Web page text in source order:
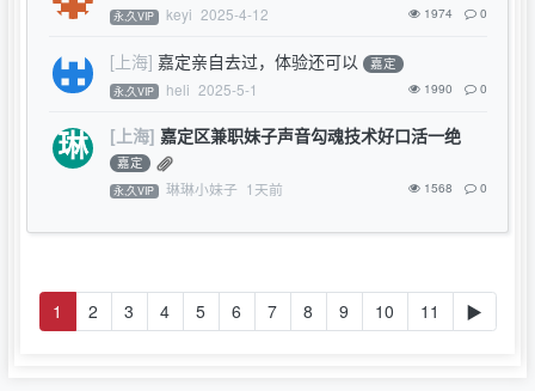
永,久VIP keyi 2025-4-12 1974 0
[上海] 嘉定亲自去过，体验还可以 嘉定
永,久VIP heli 2025-5-1 1990 0
[上海] 嘉定区兼职妹子声音勾魂技术好口活一绝
嘉定
永,久VIP 琳琳小妹子 1天前 1568 0
1 2 3 4 5 6 7 8 9 10 11 ▶